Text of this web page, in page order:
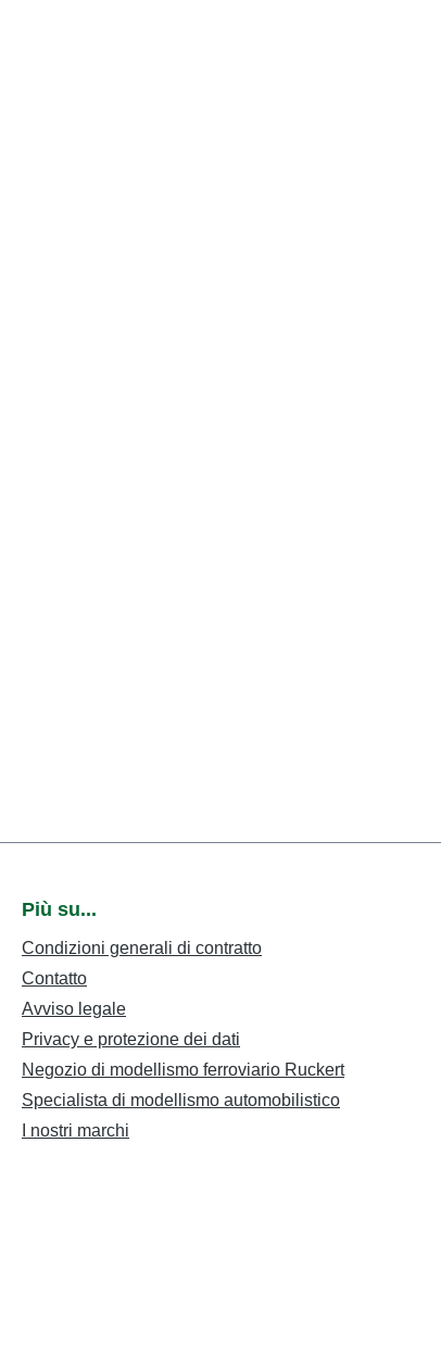
Più su...
Condizioni generali di contratto
Contatto
Avviso legale
Privacy e protezione dei dati
Negozio di modellismo ferroviario Ruckert
Specialista di modellismo automobilistico
I nostri marchi